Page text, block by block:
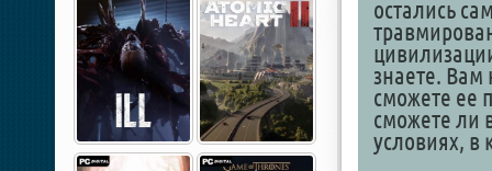
остались
знаете. Вам
сможете ее
сможете ли
условиях, в